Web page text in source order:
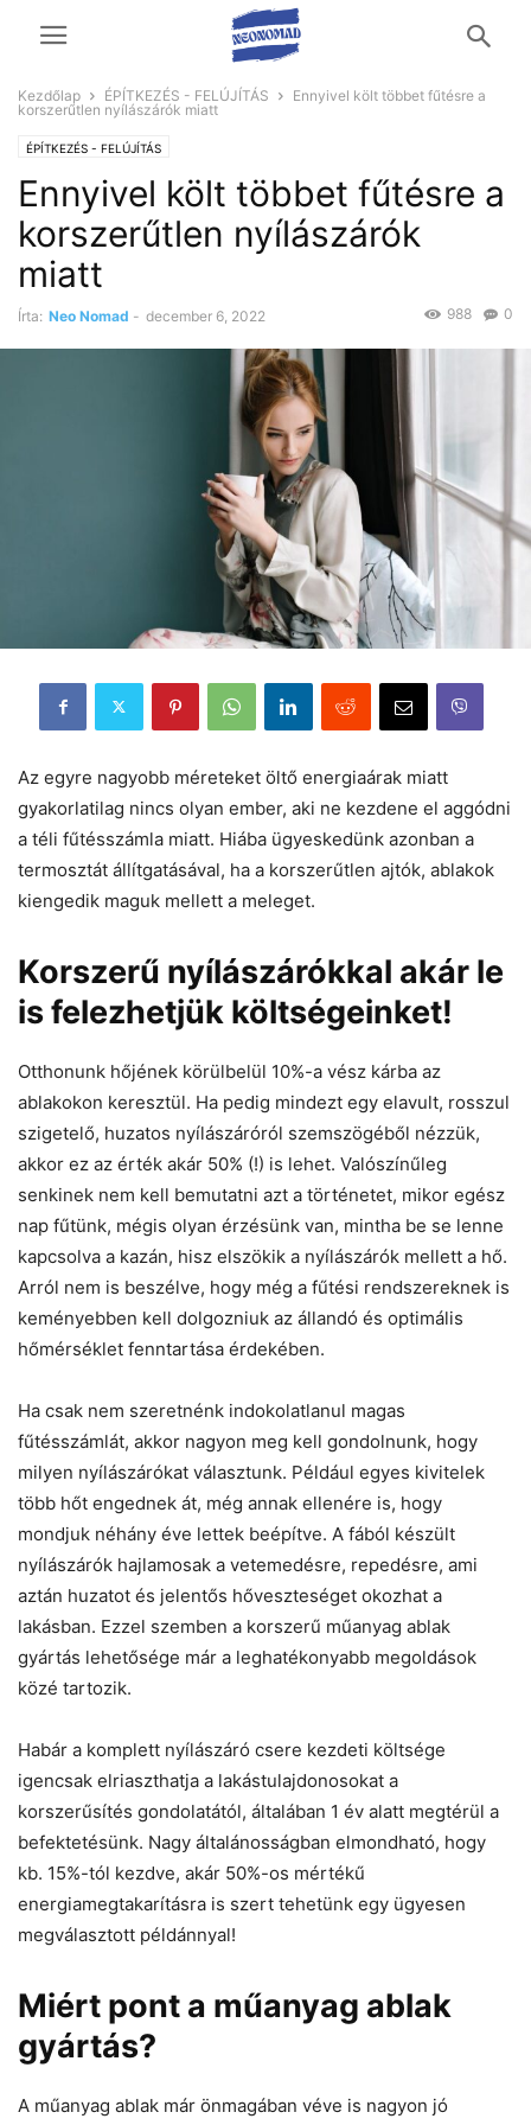
Kezdőlap ÉPÍTKEZÉS - FELÚJÍTÁS
Ennyivel költ többet fűtésre a
korszerűtlen nyílászárók miatt
ÉPÍTKEZÉS - FELÚJÍTÁS
Ennyivel költ többet fűtésre a
korszerűtlen nyílászárók
miatt
Írta: Neo Nomad - december 6, 2022 0
988
Az egyre nagyobb méreteket öltő energiaárak miatt
gyakorlatilag nincs olyan ember, aki ne kezdene el aggódni
a téli fűtésszámla miatt. Hiába ügyeskedünk azonban a
termosztát állítgatásával, ha a korszerűtlen ajtók, ablakok
kiengedik maguk mellett a meleget.
Korszerű nyílászárókkal akár le
is felezhetjük költségeinket!
Otthonunk hőjének körülbelül 10%-a vész kárba az
ablakokon keresztül. Ha pedig mindezt egy elavult, rosszul
szigetelő, huzatos nyílászáróról szemszögéből nézzük,
akkor ez az érték akár 50% (!) is lehet. Valószínűleg
senkinek nem kell bemutatni azt a történetet, mikor egész
nap fűtünk, mégis olyan érzésünk van, mintha be se lenne
kapcsolva a kazán, hisz elszökik a nyílászárók mellett a hő.
Arról nem is beszélve, hogy még a fűtési rendszereknek is
keményebben kell dolgozniuk az állandó és optimális
hőmérséklet fenntartása érdekében.
Ha csak nem szeretnénk indokolatlanul magas
fűtésszámlát, akkor nagyon meg kell gondolnunk, hogy
milyen nyílászárókat választunk. Például egyes kivitelek
több hőt engednek át, még annak ellenére is, hogy
mondjuk néhány éve lettek beépítve. A fából készült
nyílászárók hajlamosak a vetemedésre, repedésre, ami
aztán huzatot és jelentős hőveszteséget okozhat a
lakásban. Ezzel szemben a korszerű műanyag ablak
gyártás lehetősége már a leghatékonyabb megoldások
közé tartozik.
Habár a komplett nyílászáró csere kezdeti költsége
igencsak elriaszthatja a lakástulajdonosokat a
korszerűsítés gondolatától, általában 1 év alatt megtérül a
befektetésünk. Nagy általánosságban elmondható, hogy
kb. 15%-tól kezdve, akár 50%-os mértékű
energiamegtakarításra is szert tehetünk egy ügyesen
megválasztott példánnyal!
Miért pont a műanyag ablak
gyártás?
A műanyag ablak már önmagában véve is nagyon jó